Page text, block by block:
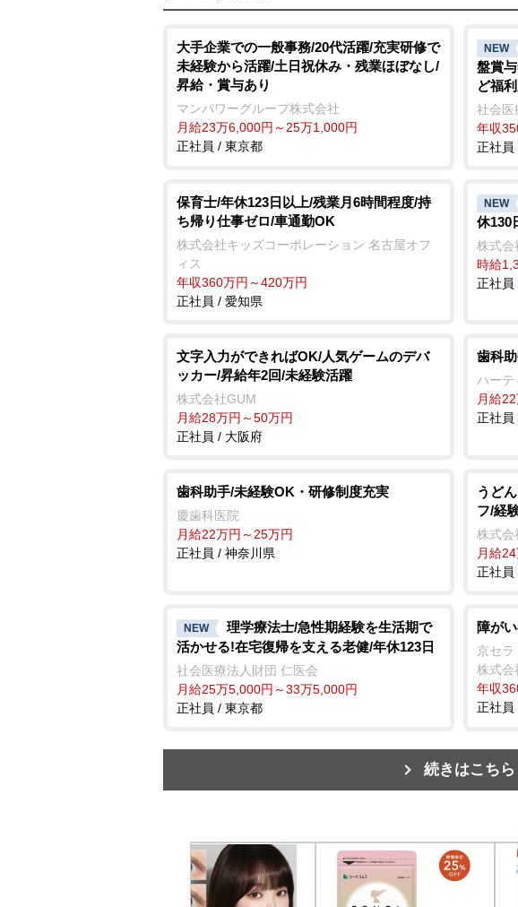
大手企業での一般事務/20代活躍/充実研修で
未経験から活躍/土日祝休み・残業ほぼなし/
昇給・賞与あり
マンパワーグループ株式会社
月給23万6,000円～25万1,000円
正社員 / 東京都
NEW
盤賞
ど福
社会医
年収
正社員
保育士/年休123日以上/残業月6時間程度/持
ち帰り仕事ゼロ/車通勤OK
株式会社キッズコーポレーション 名古屋オフ
ィス
年収360万円～420万円
正社員 / 愛知県
NEW
休130
株式会
時給
正社員
文字入力ができればOK/人気ゲームのデバ
ッカー/昇給年2回/未経験活躍
株式会社GUM
月給28万円～50万円
正社員 / 大阪府
歯科
ハーテ
月給
正社員
歯科助手/未経験OK・研修制度充実
慶歯科医院
月給22万円～25万円
正社員 / 神奈川県
うど
フ/経
株式会
月給
正社員
NEW
理学療法士/急性期経験を生活期で
活かせる!在宅復帰を支える老健/年休123日
社会医療法人財団 仁医会
月給25万5,000円～33万5,000円
正社員 / 東京都
障が
京セラ
株式会
年収
正社員
続きはこちら